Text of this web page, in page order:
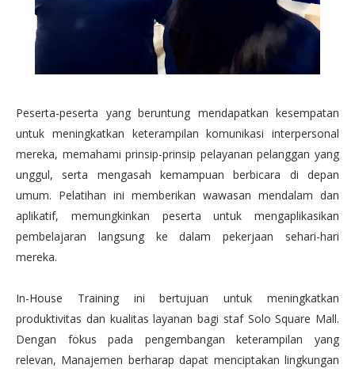
Peserta-peserta yang beruntung mendapatkan kesempatan
untuk meningkatkan keterampilan komunikasi interpersonal
mereka, memahami prinsip-prinsip pelayanan pelanggan yang
unggul, serta mengasah kemampuan berbicara di depan
umum. Pelatihan ini memberikan wawasan mendalam dan
aplikatif, memungkinkan peserta untuk mengaplikasikan
pembelajaran langsung ke dalam pekerjaan sehari-hari
mereka.
In-House Training ini bertujuan untuk meningkatkan
produktivitas dan kualitas layanan bagi staf Solo Square Mall.
Dengan fokus pada pengembangan keterampilan yang
relevan, Manajemen berharap dapat menciptakan lingkungan